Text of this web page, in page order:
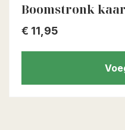
Boomstronk
€ 11,95